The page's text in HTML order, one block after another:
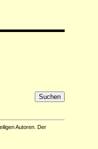
Autoren. Der